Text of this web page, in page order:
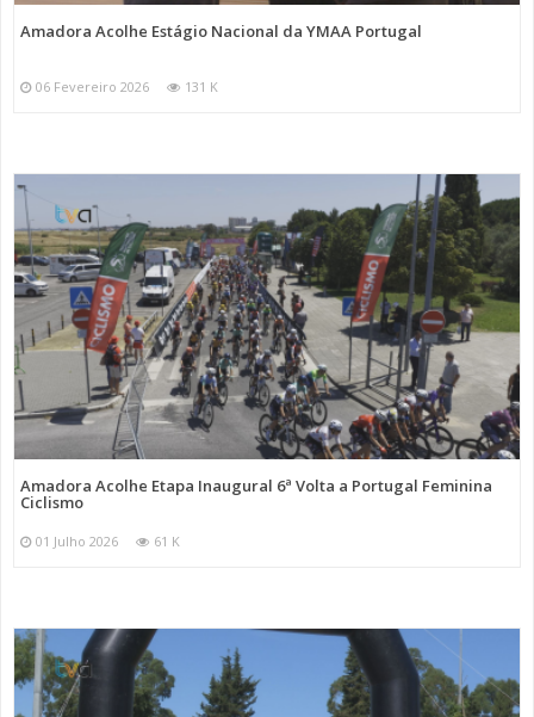
Amadora Acolhe Estágio Nacional da YMAA Portugal
06 Fevereiro 2026 131 K
Amadora Acolhe Etapa Inaugural 6ª Volta a Portugal Feminina
Ciclismo
01 Julho 2026 61 K